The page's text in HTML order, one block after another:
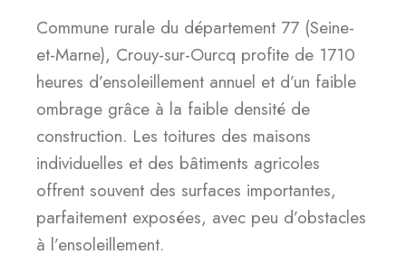
Commune rurale du département 77 (Seine-
et-Marne), Crouy-sur-Ourcq profite de 1710
heures d’ensoleillement annuel et d’un faible
ombrage grâce à la faible densité de
construction. Les toitures des maisons
individuelles et des bâtiments agricoles
offrent souvent des surfaces importantes,
parfaitement exposées, avec peu d’obstacles
à l’ensoleillement.